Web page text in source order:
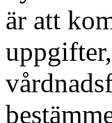
är att